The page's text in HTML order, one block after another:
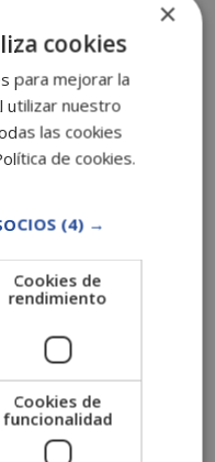
×
cookies
para mejorar la
utilizar nuestro
las cookies
de cookies.
(4) →
Cookies de
rendimiento
Cookies de
funcionalidad